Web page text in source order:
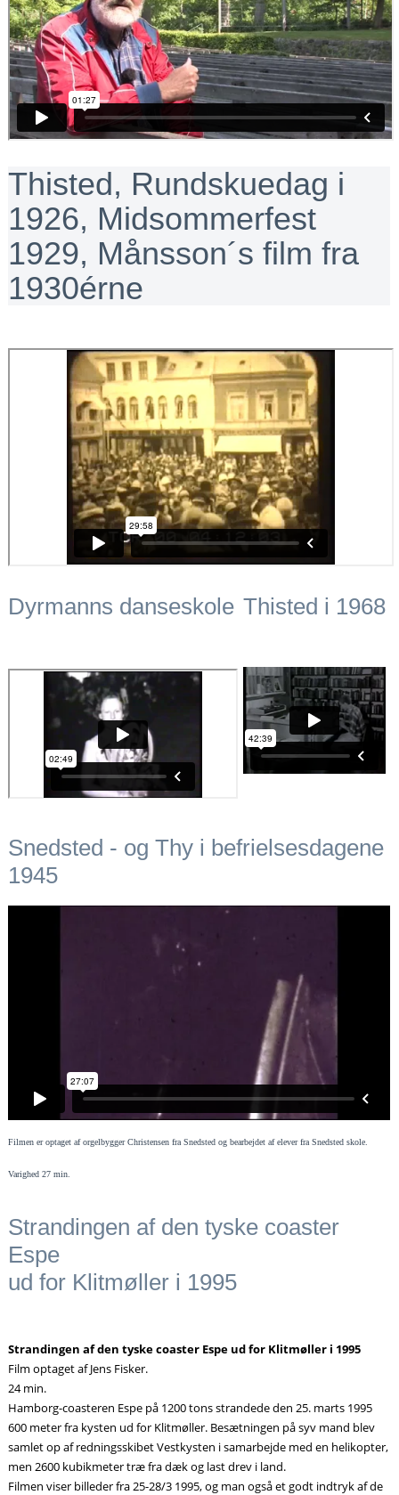
Thisted, Rundskuedag i
1926, Midsommerfest
1929, Månsson´s film fra
1930érne
Dyrmanns danseskole Thisted i 1968
Snedsted - og Thy i befrielsesdagene
1945
Filmen er optaget af orgelbygger Christensen fra Snedsted og bearbejdet af elever fra Snedsted skole.
Varighed 27 min.
Strandingen af den tyske coaster
Espe
ud for Klitmøller i 1995
Strandingen af den tyske coaster Espe ud for Klitmøller i 1995
Film optaget af Jens Fisker.
24 min.
Hamborg-coasteren Espe på 1200 tons strandede den 25. marts 1995
600 meter fra kysten ud for Klitmøller. Besætningen på syv mand blev
samlet op af redningsskibet Vestkysten i samarbejde med en helikopter,
men 2600 kubikmeter træ fra dæk og last drev i land.
Filmen viser billeder fra 25-28/3 1995, og man også et godt indtryk af de